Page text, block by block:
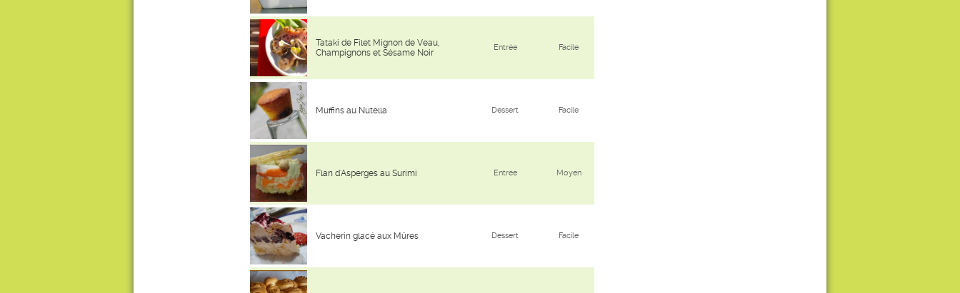
Tataki de Filet Mignon de Veau,
Champignons et Sésame Noir
Entrée Facile
Muffins au Nutella Dessert Facile
Flan d'Asperges au Surimi Entrée Moyen
Vacherin glacé aux Mûres Dessert Facile